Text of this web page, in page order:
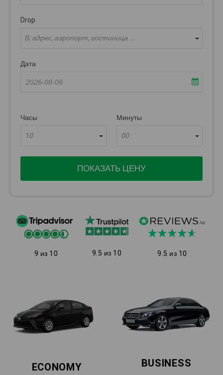
Drop
В: адрес, аэропорт, гостиница ...
Дата
Часы
10
Минуты
00
ПОКАЗАТЬ ЦЕНУ
9 из 10 9.5 из 10 9.5 из 10
ECONOMY BUSINESS